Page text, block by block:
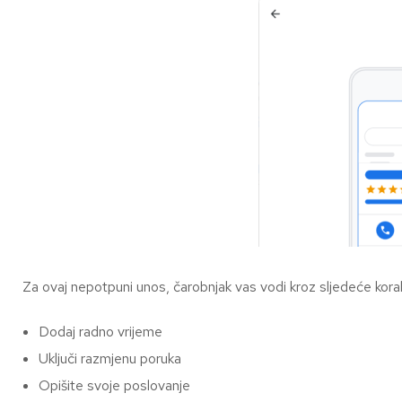
Za ovaj nepotpuni unos, čarobnjak vas vodi kroz sljedeće
Dodaj radno vrijeme
Uključi razmjenu poruka
Opišite svoje poslovanje